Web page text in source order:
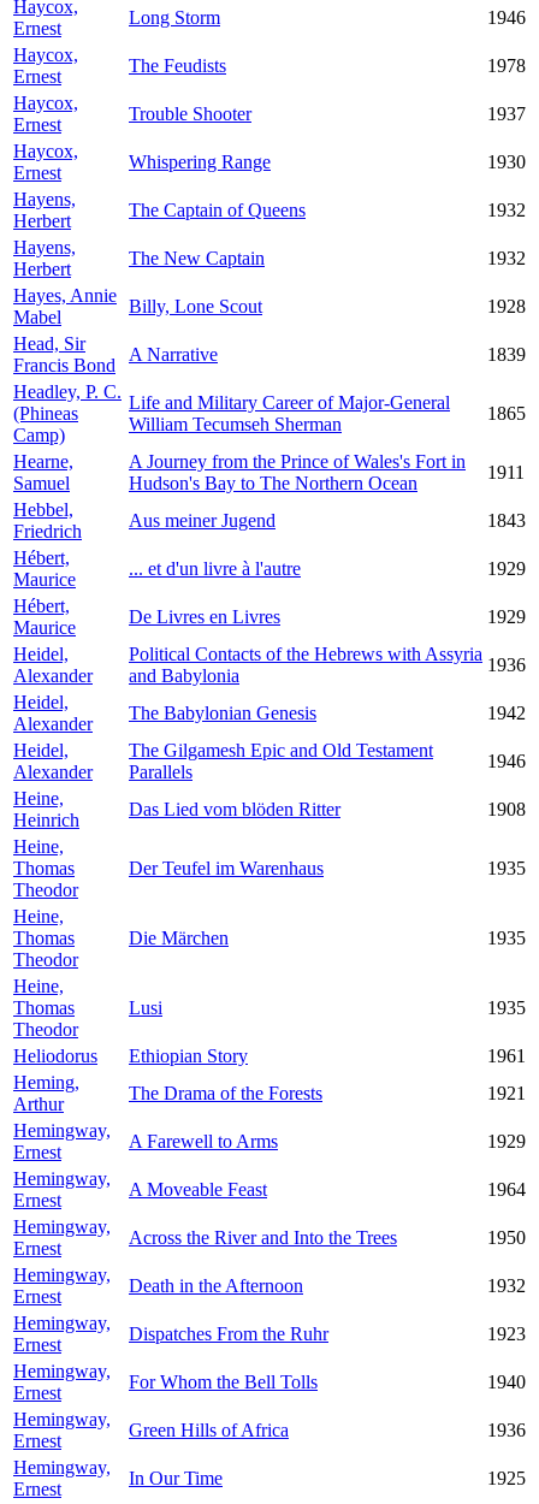
Haycox,
Ernest
Long Storm
1946
Haycox,
Ernest
The Feudists
1978
Haycox,
Ernest
Trouble Shooter
1937
Haycox,
Ernest
Whispering Range
1930
Hayens,
Herbert
The Captain of Queens
1932
Hayens,
Herbert
The New Captain
1932
Hayes, Annie
Mabel
Billy, Lone Scout
1928
Head, Sir
Francis Bond
A Narrative
1839
Headley, P. C.
(Phineas
Camp)
Life and Military Career of Major-General
William Tecumseh Sherman
1865
Hearne,
Samuel
A Journey from the Prince of Wales's Fort in
Hudson's Bay to The Northern Ocean
1911
Hebbel,
Friedrich
Aus meiner Jugend
1843
Hébert,
Maurice
... et d'un livre à l'autre
1929
Hébert,
Maurice
De Livres en Livres
1929
Heidel,
Alexander
Political Contacts of the Hebrews with Assyria
and Babylonia
1936
Heidel,
Alexander
The Babylonian Genesis
1942
Heidel,
Alexander
The Gilgamesh Epic and Old Testament
Parallels
1946
Heine,
Heinrich
Das Lied vom blöden Ritter
1908
Heine,
Thomas
Theodor
Der Teufel im Warenhaus 1935
Heine,
Thomas
Theodor
Die Märchen 1935
Heine,
Thomas
Theodor
Lusi 1935
Heliodorus Ethiopian Story
1961
Heming,
Arthur
The Drama of the Forests
1921
Hemingway,
Ernest
A Farewell to Arms
1929
Hemingway,
Ernest
A Moveable Feast
1964
Hemingway,
Ernest
Across the River and Into the Trees
1950
Hemingway,
Ernest
Death in the Afternoon
1932
Hemingway,
Ernest
Dispatches From the Ruhr
1923
Hemingway,
Ernest
For Whom the Bell Tolls
1940
Hemingway,
Ernest
Green Hills of Africa
1936
Hemingway,
Ernest
In Our Time
1925